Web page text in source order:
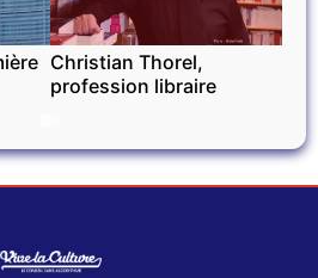
Christian Thorel,
profession libraire